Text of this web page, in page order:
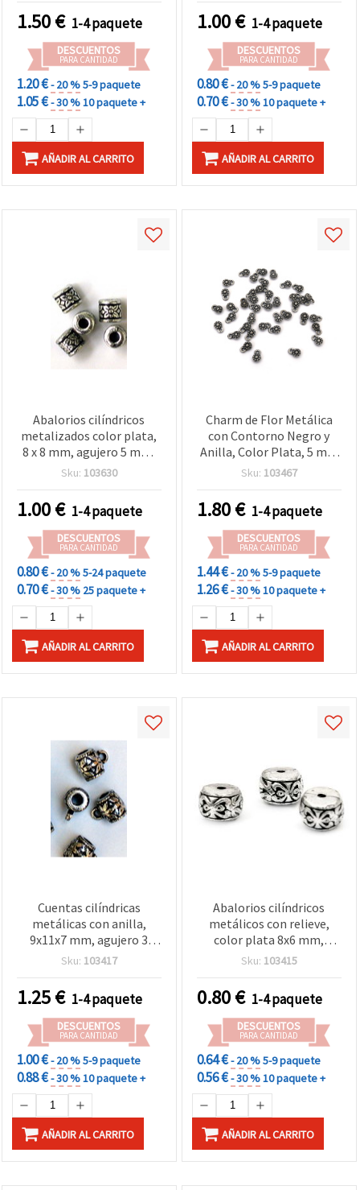
1.50€ 1-4 paquete
DESCUENTOS
PARA CANTIDAD
1.20 €- 20 %5-9 paquete
1.05 €- 30 %10 paquete +
AÑADIR AL CARRITO
1.00€ 1-4 paquete
DESCUENTOS
PARA CANTIDAD
0.80 €- 20 %5-9 paquete
0.70 €- 30 %10 paquete +
AÑADIR AL CARRITO
Abalorios cilíndricos
metalizados color plata,
8 x 8 mm, agujero 5 mm,
20 g (~85 uds)
Sku: 103630
1.00€ 1-4 paquete
DESCUENTOS
PARA CANTIDAD
0.80 €- 20 %5-24 paquete
0.70 €- 30 % 25 paquete +
AÑADIR AL CARRITO
Charm de Flor Metálica
con Contorno Negro y
Anilla, Color Plata, 5 mm
- 50 g
Sku: 103467
1.80€ 1-4 paquete
DESCUENTOS
PARA CANTIDAD
1.44 €- 20 %5-9 paquete
1.26 €- 30 %10 paquete +
AÑADIR AL CARRITO
Cuentas cilíndricas
metálicas con anilla,
9x11x7 mm, agujero 3
mm, color plata, 50 g
Sku: 103417
1.25€ 1-4 paquete
DESCUENTOS
PARA CANTIDAD
1.00 €- 20 %5-9 paquete
0.88 €- 30 %10 paquete +
AÑADIR AL CARRITO
Abalorios cilíndricos
metálicos con relieve,
color plata 8x6 mm,
agujero: 1,5 mm - 20 g
Sku: 103415
0.80€ 1-4 paquete
DESCUENTOS
PARA CANTIDAD
0.64 €- 20 %5-9 paquete
0.56 €- 30 %10 paquete +
AÑADIR AL CARRITO